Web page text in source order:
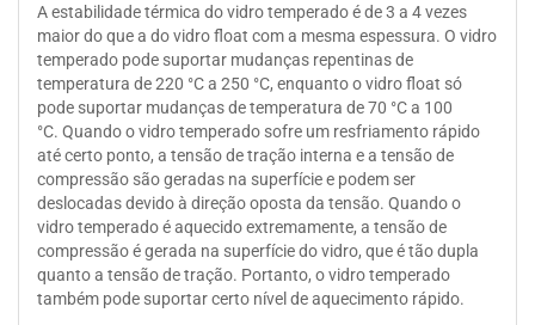
A estabilidade térmica do vidro temperado é de 3 a 4 vezes
maior do que a do vidro float com a mesma espessura. O vidro
temperado pode suportar mudanças repentinas de
temperatura de 220 °C a 250 °C, enquanto o vidro float só
pode suportar mudanças de temperatura de 70 °C a 100
°C. Quando o vidro temperado sofre um resfriamento rápido
até certo ponto, a tensão de tração interna e a tensão de
compressão são geradas na superfície e podem ser
deslocadas devido à direção oposta da tensão. Quando o
vidro temperado é aquecido extremamente, a tensão de
compressão é gerada na superfície do vidro, que é tão dupla
quanto a tensão de tração. Portanto, o vidro temperado
também pode suportar certo nível de aquecimento rápido.